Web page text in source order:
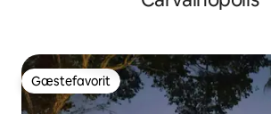
Gæstefavorit
Gæstefavorit